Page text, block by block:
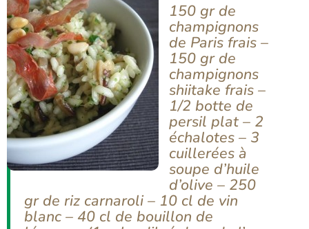
150 gr de
champignons
de Paris frais –
150 gr de
champignons
shiitake frais –
1/2 botte de
persil plat – 2
échalotes – 3
cuillerées à
soupe d’huile
d’olive – 250
gr de riz carnaroli – 10 cl de vin
blanc – 40 cl de bouillon de